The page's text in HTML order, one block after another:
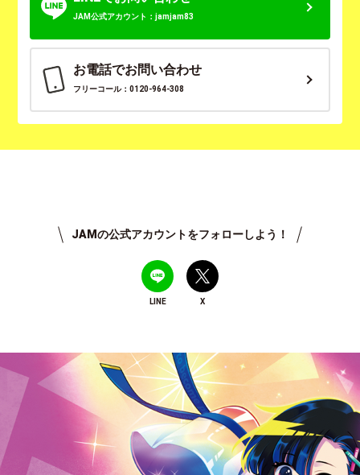
JAM公式アカウント：jamjam83
お電話でお問い合わせ
フリーコール：0120-964-308
JAMの公式アカウントをフォローしよう！
LINE X